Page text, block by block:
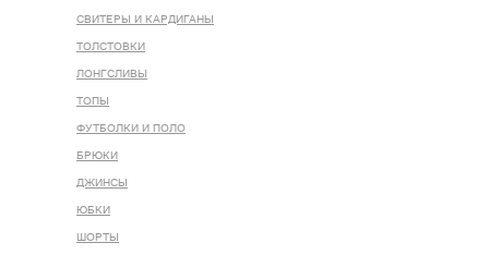
СВИТЕРЫ И КАРДИГАНЫ
ТОЛСТОВКИ
ЛОНГСЛИВЫ
ТОПЫ
ФУТБОЛКИ И ПОЛО
БРЮКИ
ДЖИНСЫ
ЮБКИ
ШОРТЫ